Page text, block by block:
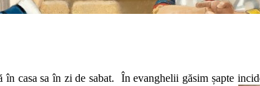
casa sa în zi de sabat. În evanghelii găsim șapte